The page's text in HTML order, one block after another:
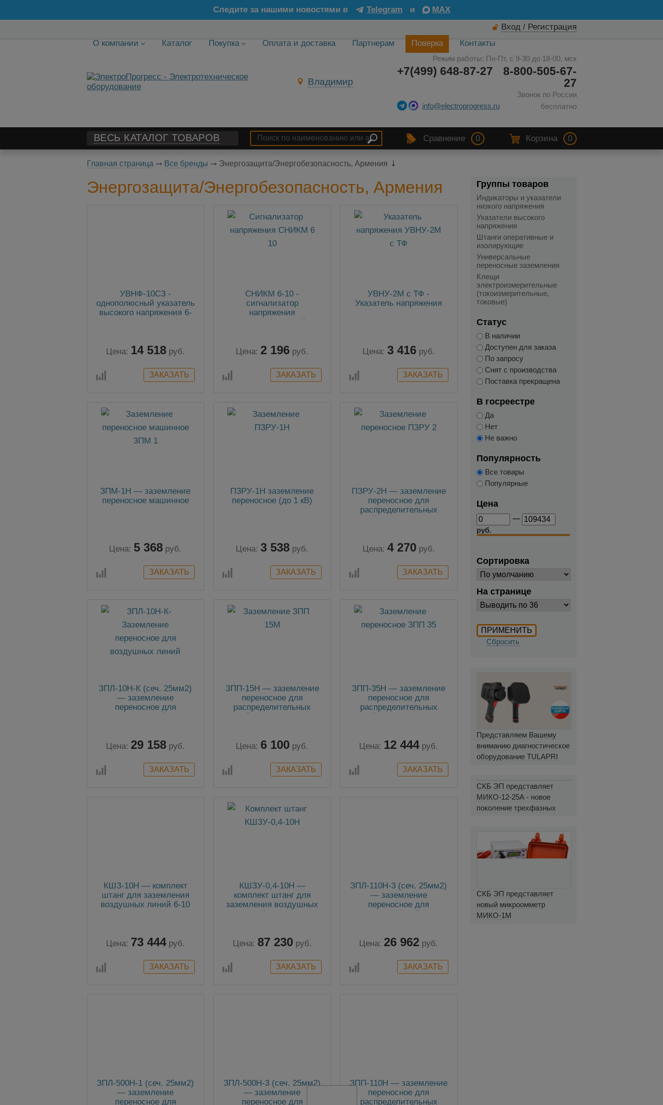
Следите за нашими новостями в Telegram и
MAX
Вход / Регистрация
О компании
Каталог Покупка Оплата и доставка Партнерам Поверка Контакты
Владимир
Режим работы: Пн-Пт, с 9-30 до 18-00, мск
8-800-505-67-
27
Звонок по России
бесплатно
+7(499) 648-87-27
info@electroprogress.ru
ВЕСЬ КАТАЛОГ ТОВАРОВ Сравнение 0 Корзина 0
Главная страница Все бренды Энергозащита/Энергобезопасность, Армения
Энергозащита/Энергобезопасность, Армения
УВНФ-10СЗ -
однополюсный указатель
высокого напряжения 6-
Цена: 14 518 руб.
СНИКМ 6-10 -
сигнализатор
напряжения
индивидуальный
Цена: 2 196 руб.
УВНУ-2М с ТФ -
Указатель напряжения
Цена: 3 416 руб.
ЗПМ-1Н — заземление
переносное машинное
Цена: 5 368 руб.
ПЗРУ-1Н заземление
переносное (до 1 кВ)
Цена: 3 538 руб.
ПЗРУ-2Н — заземление
переносное для
распределительных
устройств 3-х фазное до
Цена: 4 270 руб.
ЗПЛ-10Н-К (сеч. 25мм2)
— заземление
переносное для
воздушных линий с 3-мя
штангами
Цена: 29 158 руб.
ЗПП-15Н — заземление
переносное для
распределительных
устройств 3-х фазное до
Цена: 6 100 руб.
ЗПП-35Н — заземление
переносное для
распределительных
устройств 3-х фазное до
Цена: 12 444 руб.
КШЗ-10Н — комплект
штанг для заземления
воздушных линий 6-10
Цена: 73 444 руб.
КШЗУ-0,4-10Н —
комплект штанг для
заземления воздушных
линий 0,4-10 кВ
Цена: 87 230 руб.
ЗПЛ-110Н-3 (сеч. 25мм2)
— заземление
переносное для
воздушных линий до 110
Цена: 26 962 руб.
ЗПЛ-500Н-1 (сеч. 25мм2)
— заземление
переносное для
ЗПЛ-500Н-3 (сеч. 25мм2)
— заземление
переносное для
ЗПП-110Н — заземление
переносное для
распределительных
Группы товаров
Индикаторы и указатели
низкого напряжения
Указатели высокого
напряжения
Штанги оперативные и
изолирующие
Универсальные
переносные заземления
Клещи
электроизмерительные
(токоизмерительные,
токовые)
Статус
В наличии
Доступен для заказа
По запросу
Снят с производства
Поставка прекращена
В госреестре
Да
Нет
Не важно
Популярность
Все товары
Популярные
Цена
—
руб.
Сортировка
На странице
Сбросить
Представляем Вашему
вниманию диагностическое
оборудование TULAPRI
СКБ ЭП представляет
МИКО-12-25А - новое
поколение трехфазных
СКБ ЭП представляет
новый микроомметр
МИКО-1М